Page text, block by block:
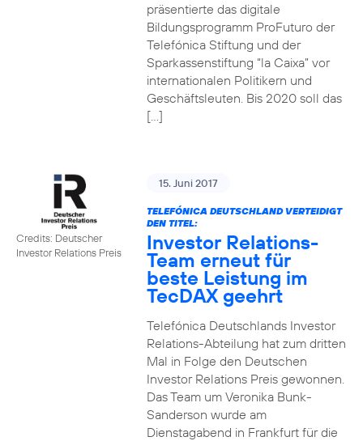
präsentierte das digitale
Bildungsprogramm ProFuturo der
Telefónica Stiftung und der
Sparkassenstiftung “la Caixa” vor
internationalen Politikern und
Geschäftsleuten. Bis 2020 soll das
[…]
Credits: Deutscher
Investor Relations Preis
15. Juni 2017
TELEFÓNICA DEUTSCHLAND VERTEIDIGT
DEN TITEL:
Investor Relations-
Team erneut für
beste Leistung im
TecDAX geehrt
Telefónica Deutschlands Investor
Relations-Abteilung hat zum dritten
Mal in Folge den Deutschen
Investor Relations Preis gewonnen.
Das Team um Veronika Bunk-
Sanderson wurde am
Dienstagabend in Frankfurt für die